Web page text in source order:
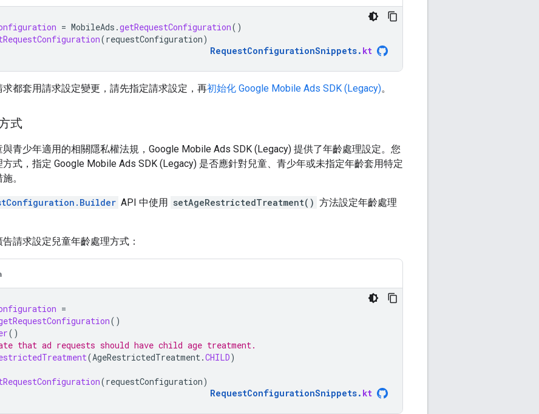
= MobileAds .getRequestConfiguration()
(requestConfiguration)
RequestConfigurationSnippets. kt
都套用請求設定變更，請先指定請求設定，再初始化 Google Mobile Ads SDK (Legacy)。
式
青少年適用的相關隱私權法規， Google Mobile Ads SDK (Legacy) 提供了年齡處理設定。您
式，指定 Google Mobile Ads SDK (Legacy) 是否應針對兒童、青少年或未指定年齡套用特定
。
API 中使用 setAgeRestrictedTreatment() 方法設定年齡處理
請求設定兒童年齡處理方式：
=
()
()
that ad requests should have child age treatment.
(AgeRestrictedTreatment.CHILD)
(requestConfiguration)
RequestConfigurationSnippets. kt